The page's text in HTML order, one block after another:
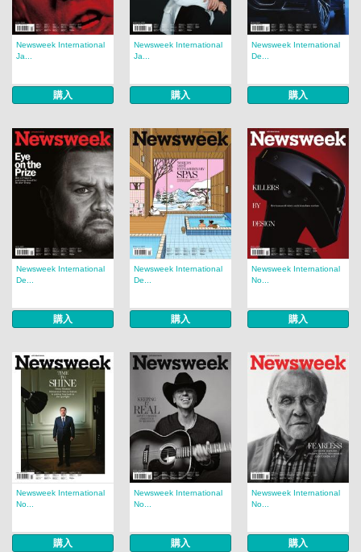
Newsweek International
Ja...
購入
Newsweek International
Ja...
購入
Newsweek International
De...
購入
Newsweek International
De...
購入
Newsweek International
De...
購入
Newsweek International
No...
購入
Newsweek International
No...
購入
Newsweek International
No...
購入
Newsweek International
No...
購入